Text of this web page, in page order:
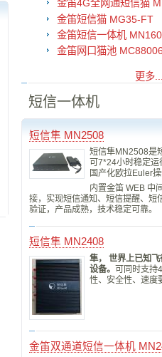
金笛4G全网通短信猫
金笛短信猫 MG35-FT
金笛短信一体机
金笛网口猫池
更多
短信一体机
短信隼 MN2508
短信隼MN2508是
可7*24小时稳定
国产化欧拉Euler
内置金笛 WEB 中
接，实现短信通知、短信提醒、短
验证，产品成熟，技术稳定可靠。
短信隼 MN2408
隼， 世界上已知
设备。 可同时支持
性、安全性、速度
金笛双通道短信一体机